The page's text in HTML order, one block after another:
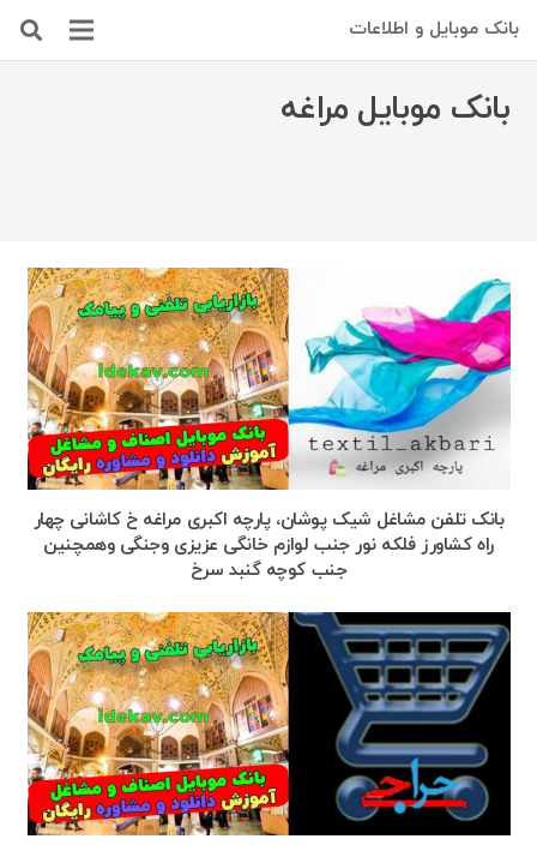
بانک موبایل و اطلاعات
بانک موبایل مراغه
بانک تلفن مشاغل شیک پوشان، پارچه اکبری مراغه خ کاشانی چهار
راه کشاورز فلکه نور جنب لوازم خانگی عزیزی وجنگی وهمچنین
جنب کوچه گنبد سرخ